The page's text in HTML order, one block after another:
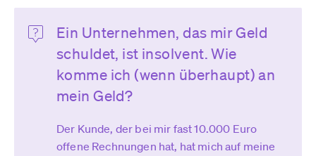
Ein Unternehmen, das mir Geld
schuldet, ist insolvent. Wie
komme ich (wenn überhaupt) an
mein Geld?
Der Kunde, der bei mir fast 10.000 Euro
offene Rechnungen hat, hat mich auf meine